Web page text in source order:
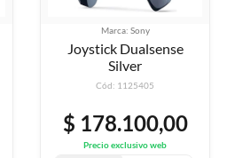
Marca: Sony
Joystick Dualsense
Silver
Cód: 1125405
$ 178.100,00
Precio exclusivo web